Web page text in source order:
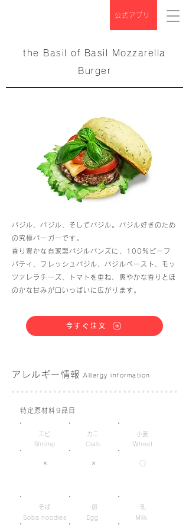
公式アプリ
the Basil of Basil Mozzarella
Burger
バジル、バジル、そしてバジル。バジル好きのため
の究極バーガーです。
香り豊かな自家製バジルバンズに、100％ビーフ
パティ、フレッシュバジル、バジルペースト、モッ
ツァレラチーズ、トマトを重ね、爽やかな香りとほ
のかな甘みが口いっぱいに広がります。
今すぐ注文
アレルギー情報 Allergy information
特定原材料9品目
Shrimp
×
カニ
Crab
×
小麦
Wheat
○
エビ
そば
Soba noodles
Egg Milk
卵 乳